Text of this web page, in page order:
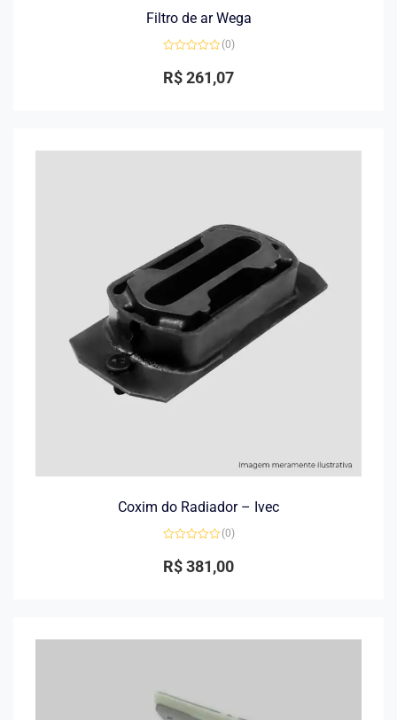
Filtro de ar Wega
0
de
(0)
R$261,07
Coxim do Radiador – Ivec
0
de
(0)
R$381,00